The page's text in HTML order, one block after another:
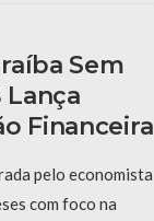
Sem
Lança
Financeira
pelo economista
com foco na